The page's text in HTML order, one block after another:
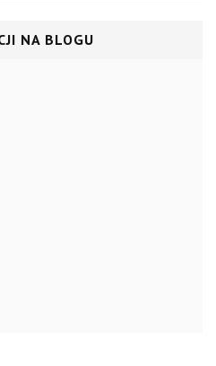
NA BLOGU